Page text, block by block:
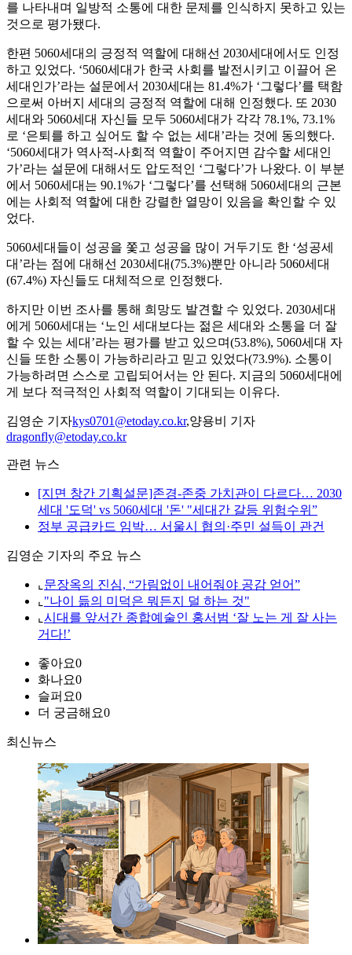
를 나타내며 일방적 소통에 대한 문제를 인식하지 못하고 있는
것으로 평가됐다.
한편 5060세대의 긍정적 역할에 대해선 2030세대에서도 인정
하고 있었다. ‘5060세대가 한국 사회를 발전시키고 이끌어 온
세대인가’라는 설문에서 2030세대는 81.4%가 ‘그렇다’를 택함
으로써 아버지 세대의 긍정적 역할에 대해 인정했다. 또 2030
세대와 5060세대 자신들 모두 5060세대가 각각 78.1%, 73.1%
로 ‘은퇴를 하고 싶어도 할 수 없는 세대’라는 것에 동의했다.
‘5060세대가 역사적-사회적 역할이 주어지면 감수할 세대인
가’라는 설문에 대해서도 압도적인 ‘그렇다’가 나왔다. 이 부분
에서 5060세대는 90.1%가 ‘그렇다’를 선택해 5060세대의 근본
에는 사회적 역할에 대한 강렬한 열망이 있음을 확인할 수 있
었다.
5060세대들이 성공을 쫓고 성공을 많이 거두기도 한 ‘성공세
대’라는 점에 대해선 2030세대(75.3%)뿐만 아니라 5060세대
(67.4%) 자신들도 대체적으로 인정했다.
하지만 이번 조사를 통해 희망도 발견할 수 있었다. 2030세대
에게 5060세대는 ‘노인 세대보다는 젊은 세대와 소통을 더 잘
할 수 있는 세대’라는 평가를 받고 있으며(53.8%), 5060세대 자
신들 또한 소통이 가능하리라고 믿고 있었다(73.9%). 소통이
가능하려면 스스로 고립되어서는 안 된다. 지금의 5060세대에
게 보다 적극적인 사회적 역할이 기대되는 이유다.
김영순 기자kys0701@etoday.co.kr,양용비 기자
dragonfly@etoday.co.kr
관련 뉴스
[지면 창간 기획설문]존경-존중 가치관이 다르다… 2030
세대 '도덕' vs 5060세대 '돈' "세대간 갈등 위험수위”
정부 공급카드 임박… 서울시 협의·주민 설득이 관건
김영순 기자의 주요 뉴스
⌞ 문장옥의 진심, “가림없이 내어줘야 공감 얻어”
⌞ "나이 듦의 미덕은 뭐든지 덜 하는 것"
⌞ 시대를 앞서간 종합예술인 홍서범 ‘잘 노는 게 잘 사는
거다!’
좋아요0
화나요0
슬퍼요0
더 궁금해요0
최신뉴스